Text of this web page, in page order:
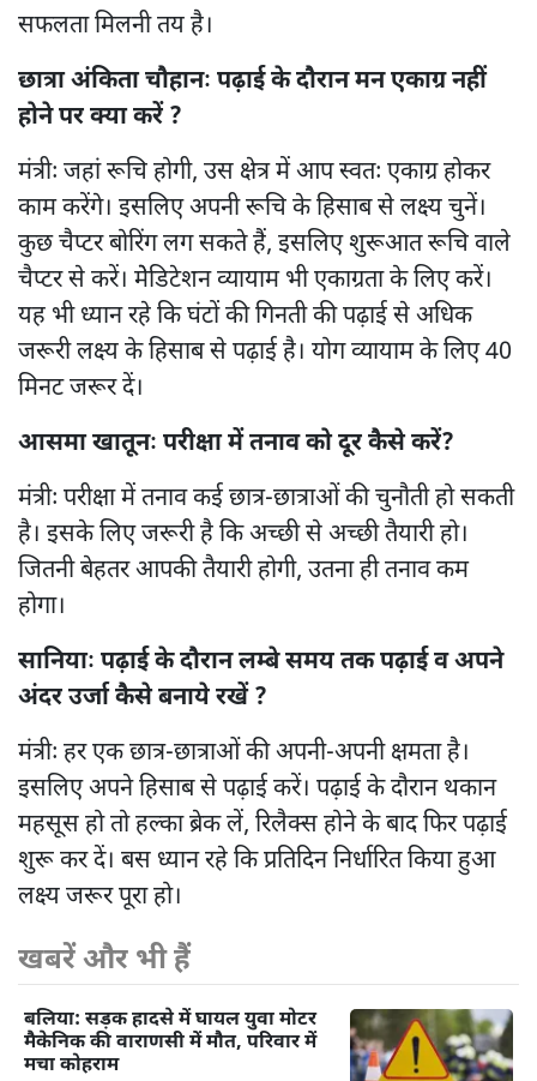
सफलता मिलनी तय है।
छात्रा अंकिता चौहानः पढ़ाई के दौरान मन एकाग्र नहीं
होने पर क्या करें ?
मंत्रीः जहां रूचि होगी, उस क्षेत्र में आप स्वतः एकाग्र होकर
काम करेंगे। इसलिए अपनी रूचि के हिसाब से लक्ष्य चुनें।
कुछ चैप्टर बोरिंग लग सकते हैं, इसलिए शुरूआत रूचि वाले
चैप्टर से करें। मेेडिटेशन व्यायाम भी एकाग्रता के लिए करें।
यह भी ध्यान रहे कि घंटों की गिनती की पढ़ाई से अधिक
जरूरी लक्ष्य के हिसाब से पढ़ाई है। योग व्यायाम के लिए 40
मिनट जरूर दें।
आसमा खातूनः परीक्षा में तनाव को दूर कैसे करें?
मंत्रीः परीक्षा में तनाव कई छात्र-छात्राओं की चुनौती हो सकती
है। इसके लिए जरूरी है कि अच्छी से अच्छी तैयारी हो।
जितनी बेहतर आपकी तैयारी होगी, उतना ही तनाव कम
होगा।
सानियाः पढ़ाई के दौरान लम्बे समय तक पढ़ाई व अपने
अंदर उर्जा कैसे बनाये रखें ?
मंत्रीः हर एक छात्र-छात्राओं की अपनी-अपनी क्षमता है।
इसलिए अपने हिसाब से पढ़ाई करें। पढ़ाई के दौरान थकान
महसूस हो तो हल्का ब्रेक लें, रिलैक्स होने के बाद फिर पढ़ाई
शुरू कर दें। बस ध्यान रहे कि प्रतिदिन निर्धारित किया हुआ
लक्ष्य जरूर पूरा हो।
खबरें और भी हैं
बलिया: सड़क हादसे में घायल युवा मोटर
मैकेनिक की वाराणसी में मौत, परिवार में
मचा कोहराम